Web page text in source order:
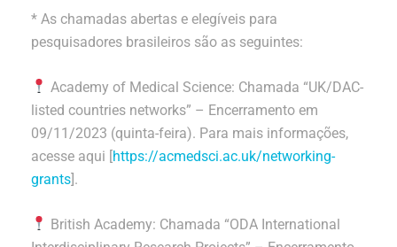
* As chamadas abertas e elegíveis para
pesquisadores brasileiros são as seguintes:
Academy of Medical Science: Chamada “UK/DAC-
listed countries networks” – Encerramento em
09/11/2023 (quinta-feira). Para mais informações,
acesse aqui [https://acmedsci.ac.uk/networking-
grants].
British Academy: Chamada “ODA International